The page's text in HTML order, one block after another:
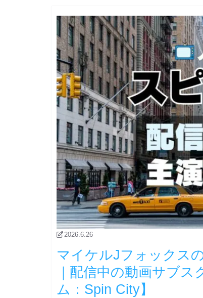
2026.6.26
マイケルJフォックス
｜配信中の動画サブ
ム：Spin City】